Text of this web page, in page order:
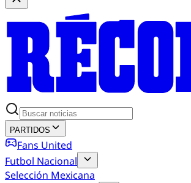
PARTIDOS
Fans United
Futbol Nacional
Selección Mexicana